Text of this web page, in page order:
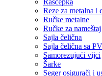
Rascepka
Reze za metalna i
Ručke metalne
Ručke za nameštaj
Sajla čelična
Sajla čelična sa
Samorezujući vijci
Šarke
Seger osigurači i